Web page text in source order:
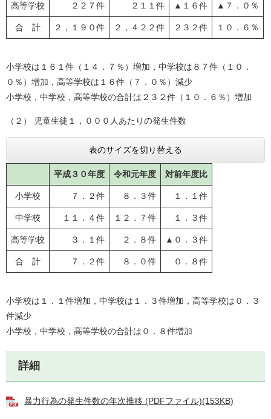
高等学校 ２２７件 ２１１件 ▲１６件 ▲７．０％
合 計 ２，１９０件 ２，４２２件 ２３２件 １０．６％
小学校は１６１件（１４．７％）増加，中学校は８７件（１０．
０％）増加，高等学校は１６件（７．０％）減少
小学校，中学校，高等学校の合計は２３２件（１０．６％）増加
（２） 児童生徒１，０００人あたりの発生件数
表のサイズを切り替える
平成３０年度 令和元年度 対前年度比
小学校 ７．２件 ８．３件 １．１件
中学校 １１．４件 １２．７件 １．３件
高等学校 ３．１件 ２．８件 ▲０．３件
合 計 ７．２件 ８．０件 ０．８件
小学校は１．１件増加，中学校は１．３件増加，高等学校は０．３
件減少
小学校，中学校，高等学校の合計は０．８件増加
詳細
暴力行為の発生件数の年次推移 (PDFファイル)(153KB)